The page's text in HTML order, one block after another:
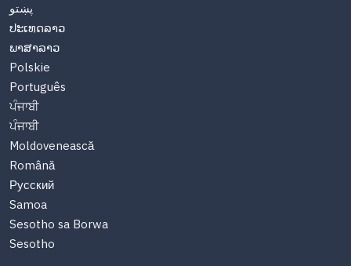
پښتو
ປະເທດລາວ
ພາສາລາວ
Polskie
Português
ਪੰਜਾਬੀ
ਪੰਜਾਬੀ
Moldovenească
Română
Русский
Samoa
Sesotho sa Borwa
Sesotho